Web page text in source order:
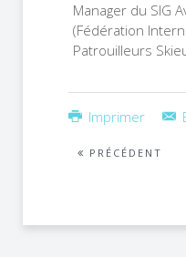
Manager du SIG
(Fédération
Patrouilleurs
Imprimer
PRÉCÉDENT